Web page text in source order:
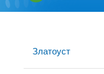
Златоуст